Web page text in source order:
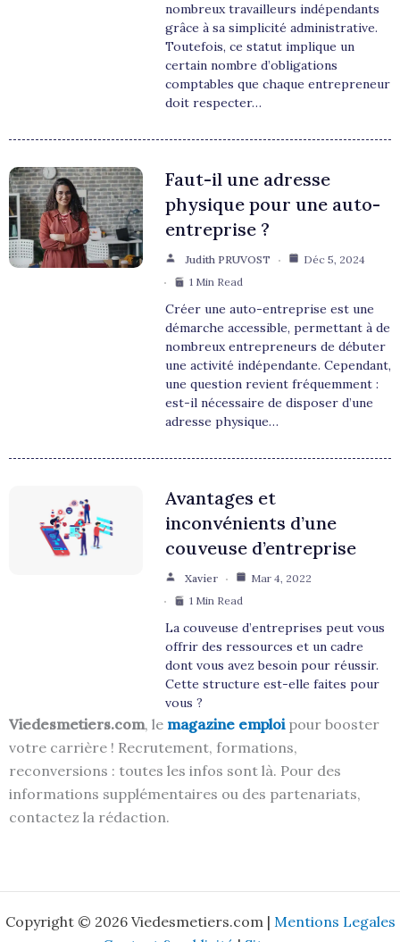
nombreux travailleurs indépendants
grâce à sa simplicité administrative.
Toutefois, ce statut implique un
certain nombre d’obligations
comptables que chaque entrepreneur
doit respecter…
Faut-il une adresse
physique pour une auto-
entreprise ?
Judith PRUVOST
Déc 5, 2024
1 Min Read
Créer une auto-entreprise est une
démarche accessible, permettant à de
nombreux entrepreneurs de débuter
une activité indépendante. Cependant,
une question revient fréquemment :
est-il nécessaire de disposer d’une
adresse physique…
Avantages et
inconvénients d’une
couveuse d’entreprise
Xavier
Mar 4, 2022
1 Min Read
La couveuse d’entreprises peut vous
offrir des ressources et un cadre
dont vous avez besoin pour réussir.
Cette structure est-elle faites pour
vous ?
Viedesmetiers.com, le magazine emploipour booster
votre carrière ! Recrutement, formations,
reconversions : toutes les infos sont là. Pour des
informations supplémentaires ou des partenariats,
contactez la rédaction.
Copyright © 2026 Viedesmetiers.com | Mentions Legales